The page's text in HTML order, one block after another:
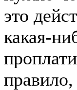
это
какая-
правило,